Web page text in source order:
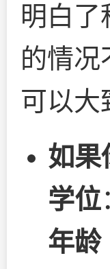
明白了
的情况
可以大
如果
学位
年龄